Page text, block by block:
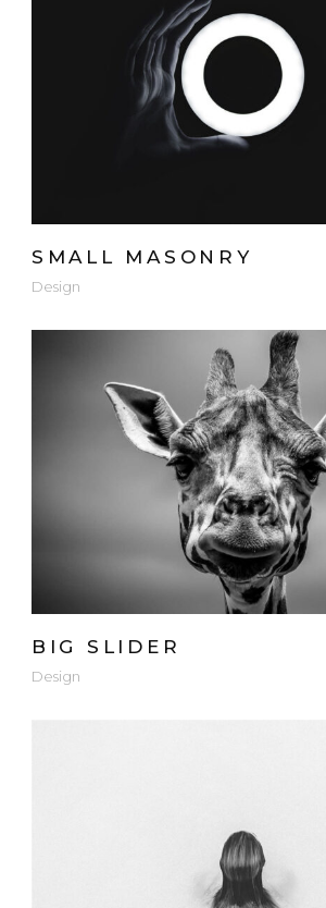
SMALL MASONRY
Design
BIG SLIDER
Design